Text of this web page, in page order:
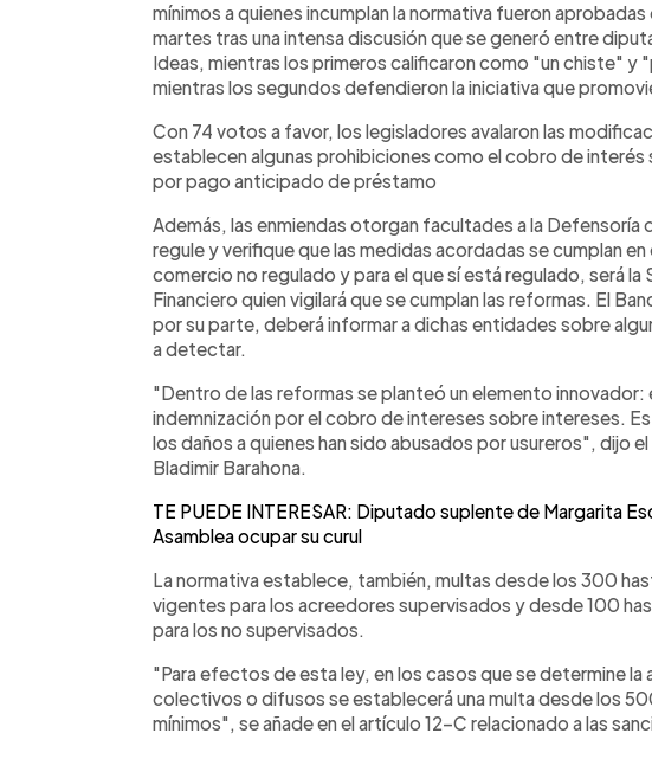
mínimos a quienes incumplan la normativa fueron
martes tras una intensa discusión que se generó entre
Ideas, mientras los primeros calificaron como "un chiste" y
mientras los segundos defendieron la iniciativa que
Con 74 votos a favor, los legisladores avalaron las
establecen algunas prohibiciones como el cobro de interés
por pago anticipado de préstamo
Además, las enmiendas otorgan facultades a la Defensoría
regule y verifique que las medidas acordadas se cumplan
comercio no regulado y para el que sí está regulado, será
Financiero quien vigilará que se cumplan las reformas. El
por su parte, deberá informar a dichas entidades sobre
a detectar.
"Dentro de las reformas se planteó un elemento innovador:
indemnización por el cobro de intereses sobre intereses.
los daños a quienes han sido abusados por usureros", dijo
Bladimir Barahona.
TE PUEDE INTERESAR: Diputado suplente de Margarita
Asamblea ocupar su curul
La normativa establece, también, multas desde los 300
vigentes para los acreedores supervisados y desde 100
para los no supervisados.
"Para efectos de esta ley, en los casos que se determine
colectivos o difusos se establecerá una multa desde los
mínimos", se añade en el artículo 12-C relacionado a las